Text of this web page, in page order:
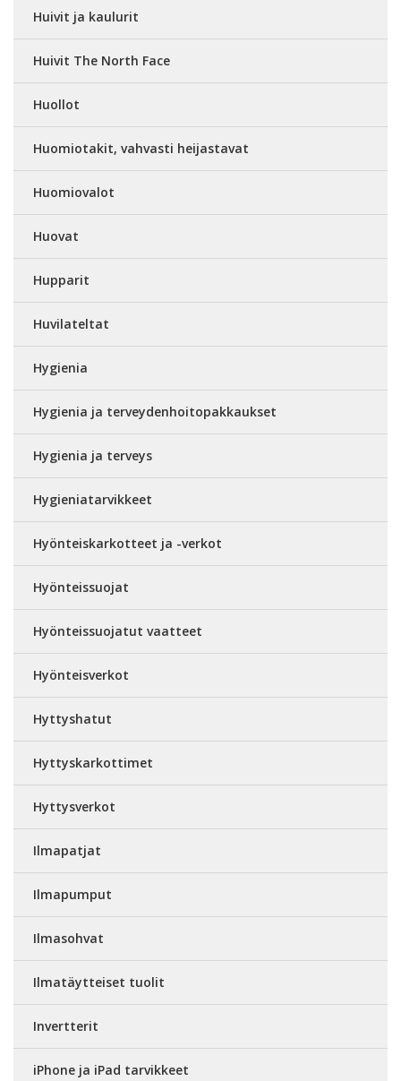
Huivit ja kaulurit
Huivit The North Face
Huollot
Huomiotakit, vahvasti heijastavat
Huomiovalot
Huovat
Hupparit
Huvilateltat
Hygienia
Hygienia ja terveydenhoitopakkaukset
Hygienia ja terveys
Hygieniatarvikkeet
Hyönteiskarkotteet ja -verkot
Hyönteissuojat
Hyönteissuojatut vaatteet
Hyönteisverkot
Hyttyshatut
Hyttyskarkottimet
Hyttysverkot
Ilmapatjat
Ilmapumput
Ilmasohvat
Ilmatäytteiset tuolit
Invertterit
iPhone ja iPad tarvikkeet